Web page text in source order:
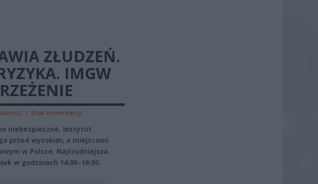
ZŁUDZEŃ.
IMGW
| Brak komentarzy
niebezpieczne. Instytut
przed wysokim, a miejscami
w Polsce. Najtrudniejsza
w godzinach 14:00–16:00.